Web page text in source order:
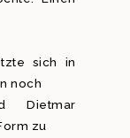
sich in
noch
Dietmar
zu